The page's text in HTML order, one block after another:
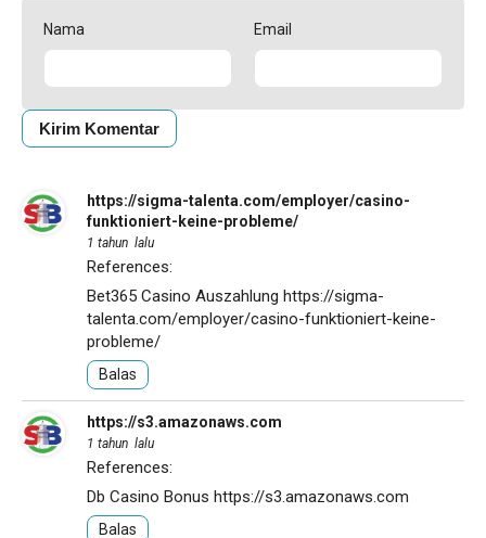
Nama Email
https://sigma-talenta.com/employer/casino-
funktioniert-keine-probleme/
1 tahun lalu
References:
Bet365 Casino Auszahlung https://sigma-
talenta.com/employer/casino-funktioniert-keine-
probleme/
Balas
https://s3.amazonaws.com
1 tahun lalu
References:
Db Casino Bonus https://s3.amazonaws.com
Balas